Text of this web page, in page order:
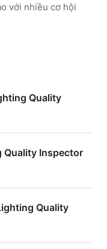
với nhiều cơ hội
Quality
Quality Inspector
Quality